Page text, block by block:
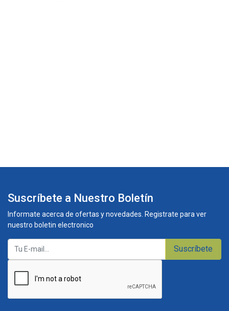
Suscríbete a Nuestro Boletín
Informate acerca de ofertas y novedades. Registrate para ver
nuestro boletin electronico
Suscríbete